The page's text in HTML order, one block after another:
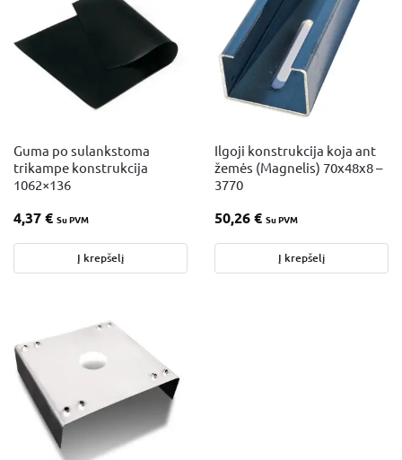
Guma po sulankstoma
trikampe konstrukcija
1062×136
4,37€ Su PVM
Į krepšelį
Ilgoji konstrukcija koja ant
žemės (Magnelis) 70x48x8 –
3770
50,26€ Su PVM
Į krepšelį